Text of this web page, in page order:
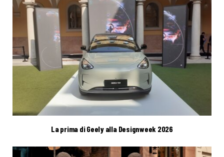
La prima di Geely alla Designweek 2026